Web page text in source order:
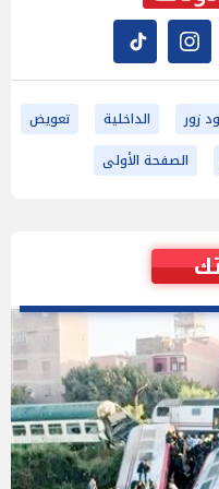
زور الداخلية
تعويض
الصفحة الأولى